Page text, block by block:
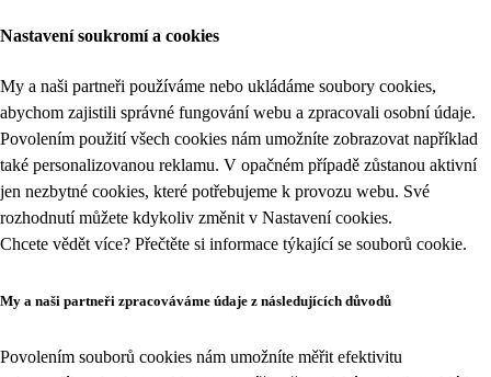
Nastavení soukromí a cookies
My a naši partneři používáme nebo ukládáme soubory cookies,
abychom zajistili správné fungování webu a zpracovali osobní údaje.
Povolením použití všech cookies nám umožníte zobrazovat například
také personalizovanou reklamu. V opačném případě zůstanou aktivní
jen nezbytné cookies, které potřebujeme k provozu webu. Své
rozhodnutí můžete kdykoliv změnit v Nastavení cookies.
Chcete vědět více? Přečtěte si informace týkající se souborů cookie.
My a naši partneři zpracováváme údaje z následujících důvodů
Povolením souborů cookies nám umožníte měřit efektivitu